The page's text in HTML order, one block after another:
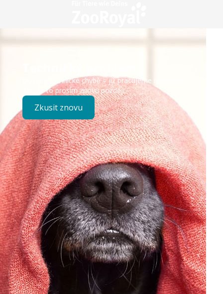
Došlo k technické chybě – již pracujeme na opravě.
Zkuste to prosím znovu později.
Zkusit znovu